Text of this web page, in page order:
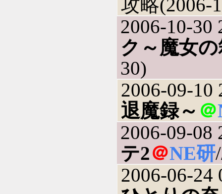
攻略(2006-
2006-10-30
ク～魔女
30)
2006-09-10
退魔録～ ＠
2006-09-08
テ2＠NE研
2006-06-24